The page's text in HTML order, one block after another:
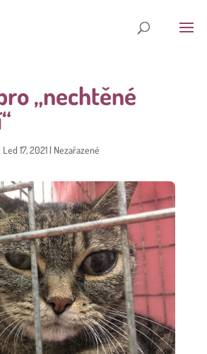
„nechtěné
Led 17, 2021| Nezařazené